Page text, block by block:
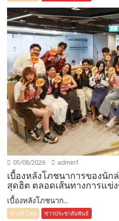
05/08/2026 admin1
เบื้องหลังโภชนาการของนัก
สุดฮิต ตลอดเส้นทางการแข่ง
เบื้องหลังโภชนาก...
ข่าวทั่วไทย ข่าวประชาสัมพันธ์